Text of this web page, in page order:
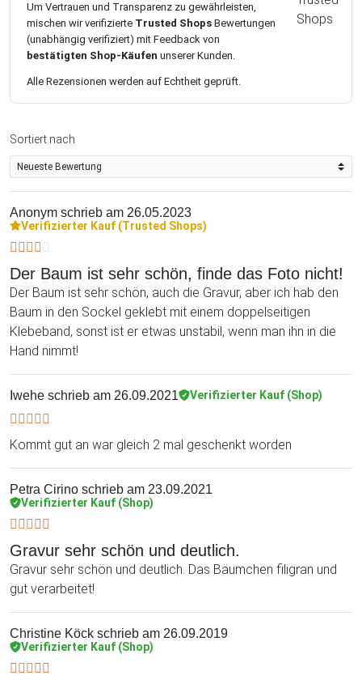
Um Vertrauen und Transparenz zu gewährleisten,
mischen wir verifizierte Trusted Shops Bewertungen
(unabhängig verifiziert) mit Feedback von
bestätigten Shop-Käufen unserer Kunden.
Alle Rezensionen werden auf Echtheit geprüft.
Sortiert nach
Anonym schrieb am 26.05.2023
Verifizierter Kauf (Trusted Shops)
Der Baum ist sehr schön, finde das Foto nicht!
Der Baum ist sehr schön, auch die Gravur, aber ich hab den
Baum in den Sockel geklebt mit einem doppelseitigen
Klebeband, sonst ist er etwas unstabil, wenn man ihn in die
Hand nimmt!
Iwehe schrieb am 26.09.2021 Verifizierter Kauf (Shop)
Kommt gut an war gleich 2 mal geschenkt worden
Petra Cirino schrieb am 23.09.2021
Verifizierter Kauf (Shop)
Gravur sehr schön und deutlich.
Gravur sehr schön und deutlich. Das Bäumchen filigran und
gut verarbeitet!
Christine Köck schrieb am 26.09.2019
Verifizierter Kauf (Shop)